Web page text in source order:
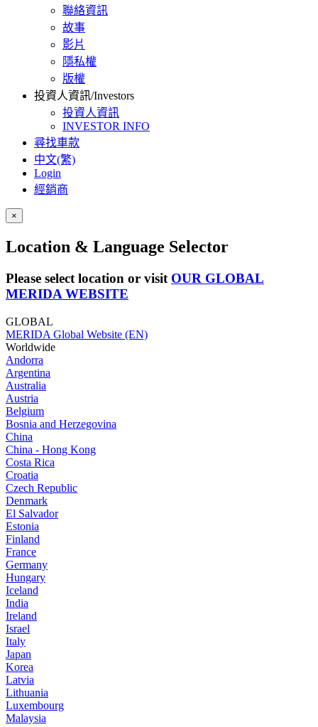
聯絡資訊
故事
影片
隱私權
版權
投資人資訊/Investors
投資人資訊
INVESTOR INFO
尋找車款
中文(繁)
Login
經銷商
×
Location & Language Selector
Please select location or visit OUR GLOBAL
MERIDA WEBSITE
GLOBAL
MERIDA Global Website (EN)
Worldwide
Andorra
Argentina
Australia
Austria
Belgium
Bosnia and Herzegovina
China
China - Hong Kong
Costa Rica
Croatia
Czech Republic
Denmark
El Salvador
Estonia
Finland
France
Germany
Hungary
Iceland
India
Ireland
Israel
Italy
Japan
Korea
Latvia
Lithuania
Luxembourg
Malaysia